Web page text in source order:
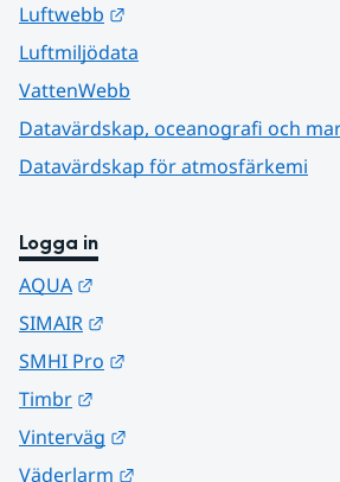
Luftwebb
Luftmiljödata
VattenWebb
Datavärdskap, oceanografi och
Datavärdskap för atmosfärkemi
Logga in
AQUA
SIMAIR
SMHI Pro
Timbr
Vinterväg
Väderlarm